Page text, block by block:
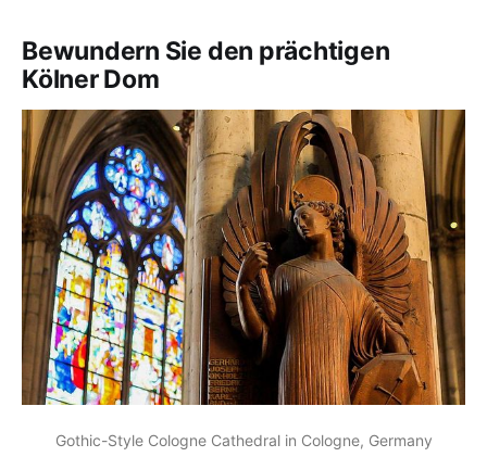
Bewundern Sie den prächtigen
Kölner Dom
Gothic-Style Cologne Cathedral in Cologne, Germany